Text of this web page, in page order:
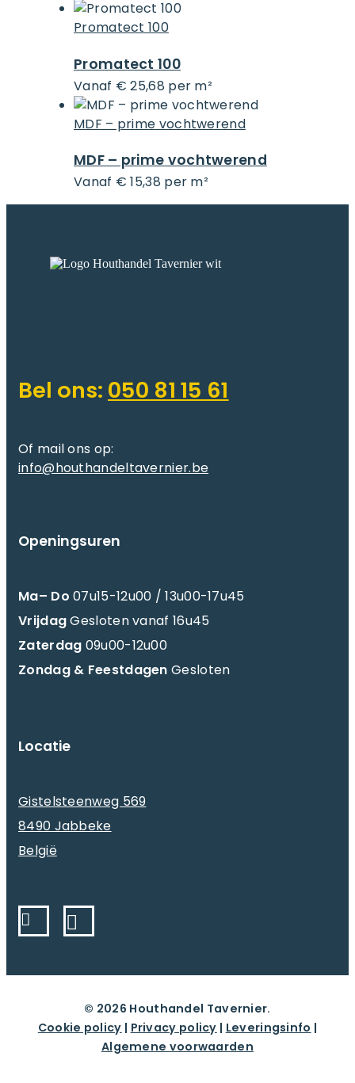
Promatect 100
Promatect 100
vanaf € 25,68 per m²
MDF – prime vochtwerend
MDF – prime vochtwerend
vanaf € 15,38 per m²
Bel ons: 050 81 15 61
Of mail ons op:
info@houthandeltavernier.be
Openingsuren
Ma– Do 07u15-12u00 / 13u00-17u45
VrijdagGesloten vanaf 16u45
Zaterdag 09u00-12u00
Zondag & Feestdagen Gesloten
Locatie
Gistelsteenweg 569
8490 Jabbeke
België
© 2026 Houthandel Tavernier.
Cookie policy | Privacy policy | Leveringsinfo |
Algemene voorwaarden